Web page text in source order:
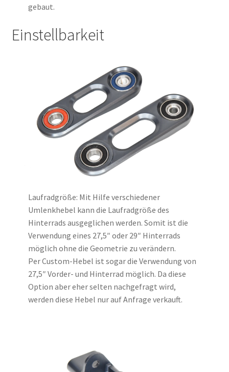
gebaut.
Einstellbarkeit
Laufradgröße: Mit Hilfe verschiedener
Umlenkhebel kann die Laufradgröße des
Hinterrads ausgeglichen werden. Somit ist die
Verwendung eines 27,5″ oder 29″ Hinterrads
möglich ohne die Geometrie zu verändern.
Per Custom-Hebel ist sogar die Verwendung von
27,5″ Vorder- und Hinterrad möglich. Da diese
Option aber eher selten nachgefragt wird,
werden diese Hebel nur auf Anfrage verkauft.